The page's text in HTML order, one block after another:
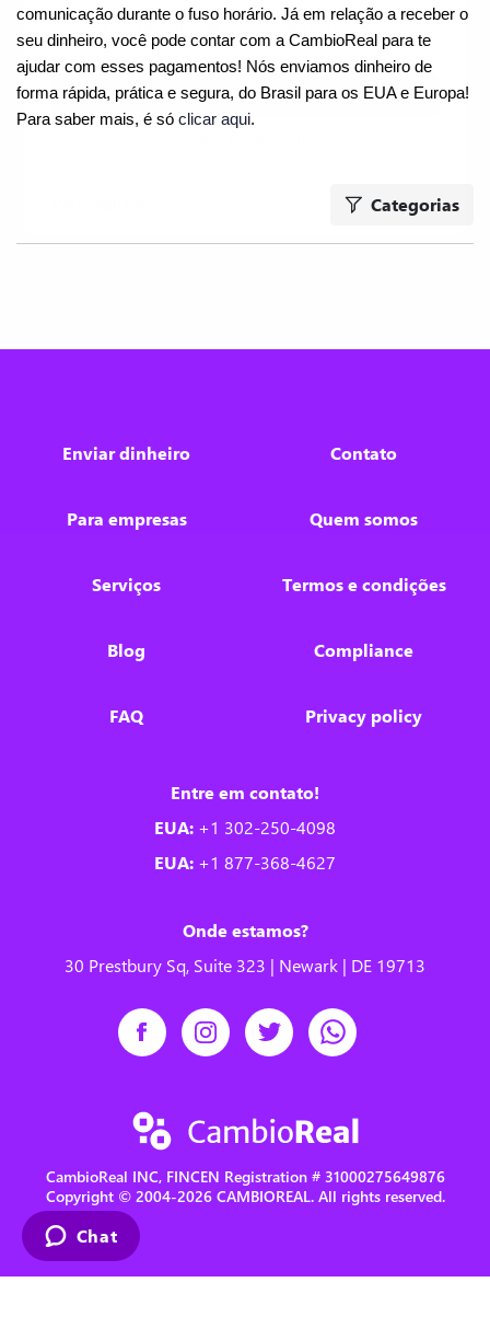
comunicação durante o fuso horário. Já em relação a receber o
seu dinheiro, você pode contar com a CambioReal para te
ajudar com esses pagamentos! Nós enviamos dinheiro de
forma rápida, prática e segura, do Brasil para os EUA e Europa!
Para saber mais, é só clicar aqui.
Categorias
Enviar dinheiro
Para empresas
Serviços
Blog
FAQ
Contato
Quem somos
Termos e condições
Compliance
Privacy policy
Entre em contato!
EUA: +1 302-250-4098
EUA: +1 877-368-4627
Onde estamos?
30 Prestbury Sq, Suite 323 | Newark | DE 19713
CambioReal INC, FINCEN Registration # 31000275649876
Copyright © 2004-2026 CAMBIOREAL. All rights reserved.
Chat
Consulte nossa
para obter mais
informações.
Aceitar tudo